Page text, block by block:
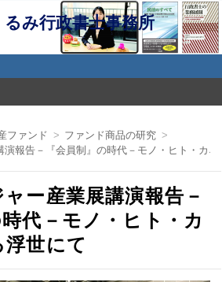
るみ行政書士事務所
ファンド
ファンド商品の研究
演報告－『会員制』の時代－モノ・ヒト・カ
ー産業展講演報告－
時代－モノ・ヒト・カ
世にて